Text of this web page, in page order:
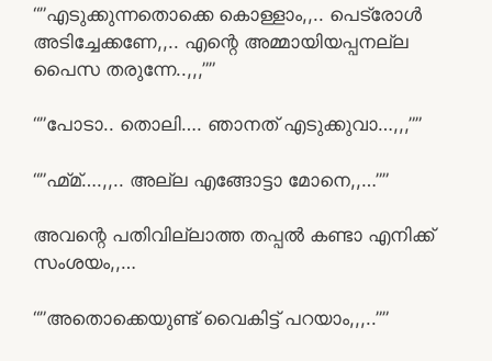
“”എടുക്കുന്നതൊക്കെ കൊള്ളാം,,.. പെട്രോൾ
അടിച്ചേക്കണേ,,.. എന്റെ അമ്മായിയപ്പനല്ല
പൈസ തരുന്നേ..,,,””
“”പോടാ.. തൊലി…. ഞാനത് എടുക്കുവാ…,,,””
“”ഹ്മ്മ്….,,.. അല്ല എങ്ങോട്ടാ മോനെ,,…””
അവന്റെ പതിവില്ലാത്ത തപ്പൽ കണ്ടാ എനിക്ക്
സംശയം,,…
“”അതൊക്കെയുണ്ട് വൈകിട്ട് പറയാം,,,..””